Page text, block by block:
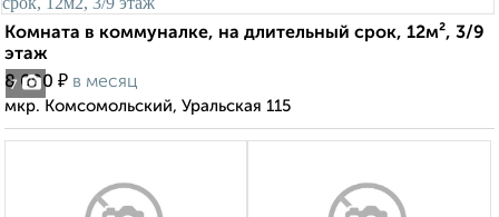
7
Комната в коммуналке, на длительный срок, 12м², 3/9
этаж
8 000 ₽ в месяц
мкр. Комсомольский, Уральская 115